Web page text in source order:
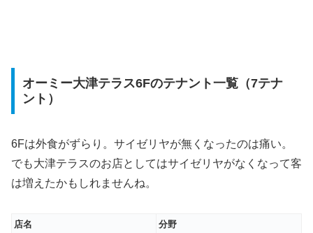
オーミー大津テラス6Fのテナント一覧（7テナ
ント）
6Fは外食がずらり。サイゼリヤが無くなったのは痛い。
でも大津テラスのお店としてはサイゼリヤがなくなって客
は増えたかもしれませんね。
店名
分野